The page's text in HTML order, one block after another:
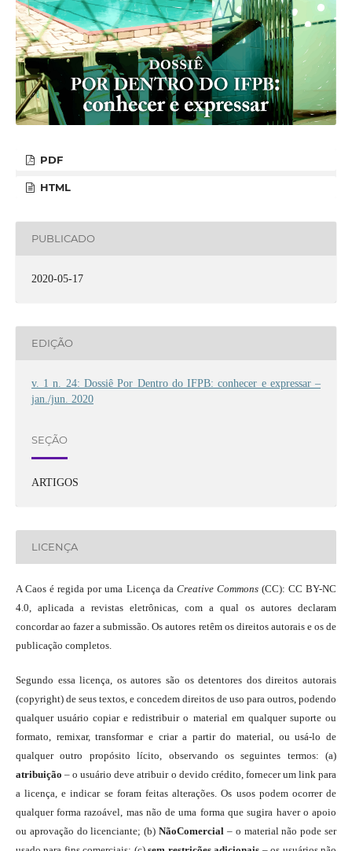
PDF
HTML
PUBLICADO
2020-05-17
EDIÇÃO
v. 1 n. 24: Dossiê Por Dentro do IFPB: conhecer e expressar –
jan./jun. 2020
SEÇÃO
ARTIGOS
LICENÇA
A Caos é regida por uma Licença da Creative Commons(CC): CC BY-NC
4.0, aplicada a revistas eletrônicas, com a qual os autores declaram
concordar ao fazer a submissão. Os autores retêm os direitos autorais e os de
publicação completos.
Segundo essa licença, os autores são os detentores dos direitos autorais
(copyright) de seus textos, e concedem direitos de uso para outros, podendo
qualquer usuário copiar e redistribuir o material em qualquer suporte ou
formato, remixar, transformar e criar a partir do material, ou usá-lo de
qualquer outro propósito lícito, observando os seguintes termos: (a)
atribuição – o usuário deve atribuir o devido crédito, fornecer um link para
a licença, e indicar se foram feitas alterações. Os usos podem ocorrer de
qualquer forma razoável, mas não de uma forma que sugira haver o apoio
ou aprovação do licenciante; (b)NãoComercial – o material não pode ser